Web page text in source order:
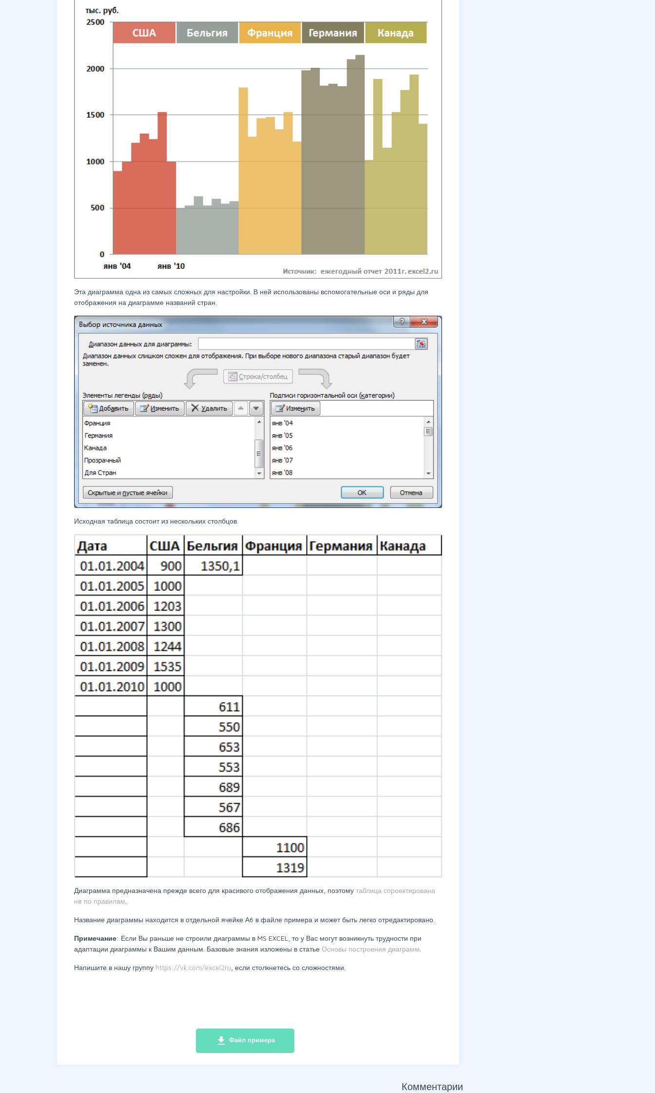
Эта диаграмма одна из самых сложных для настройки. В ней использованы вспомогательные оси и ряды для
отображения на диаграмме названий стран.
Исходная таблица состоит из нескольких столбцов.
Диаграмма предназначена прежде всего для красивого отображения данных, поэтому таблица спроектирована
не по правилам
Название диаграммы находится в отдельной ячейке А6 в файле примера и может быть легко отредактировано.
Примечание: Если Вы раньше не строили диаграммы в MS EXCEL, то у Вас могут возникнуть трудности при
адаптации диаграммы к Вашим данным. Базовые знания изложены в статье Основы построения диаграмм
Напишите в нашу группу https://vk.com/excel2ru , если столкнетесь со сложностями.
file_download Файл примера
Комментарии